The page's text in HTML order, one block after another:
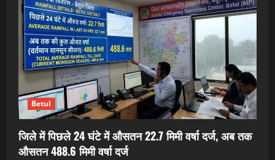
Betul
जिले में पिछले 24 घंटे में औसतन 22.7 मिमी वर्षा दर्ज, अब तक
औसतन 488.6 मिमी वर्षा दर्ज